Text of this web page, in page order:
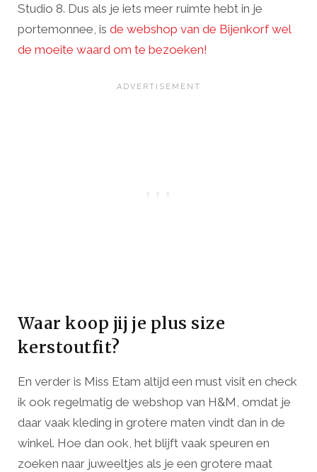
Studio 8. Dus als je iets meer ruimte hebt in je
portemonnee, is de webshop van de Bijenkorf wel
de moeite waard om te bezoeken!
Waar koop jij je plus size
kerstoutfit?
En verder is Miss Etam altijd een must visit en check
ik ook regelmatig de webshop van H&M, omdat je
daar vaak kleding in grotere maten vindt dan in de
winkel. Hoe dan ook, het blijft vaak speuren en
zoeken naar juweeltjes als je een grotere maat